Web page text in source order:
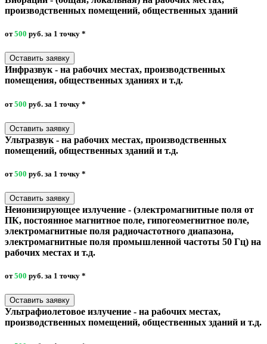
производственных помещений, общественных зданий
от500 руб. за 1 точку *
Оставить заявку
Инфразвук - на рабочих местах, производственных
помещения, общественных зданиях и т.д.
от500 руб. за 1 точку *
Оставить заявку
Ультразвук - на рабочих местах, производственных
помещений, общественных зданий и т.д.
от500 руб. за 1 точку *
Оставить заявку
Неионизирующее излучение - (электромагнитные поля от
ПК, постоянное магнитное поле, гипогеомегнитное поле,
электромагнитные поля радиочастотного диапазона,
электромагнитные поля промышленной частоты 50 Гц) на
рабочих местах и т.д.
от500 руб. за 1 точку *
Оставить заявку
Ультрафиолетовое излучение - на рабочих местах,
производственных помещений, общественных зданий и т.д.